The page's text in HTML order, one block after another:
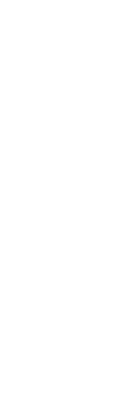
ti najviac
pravidelná
kariet a
aby si
individuálne
/120 minút